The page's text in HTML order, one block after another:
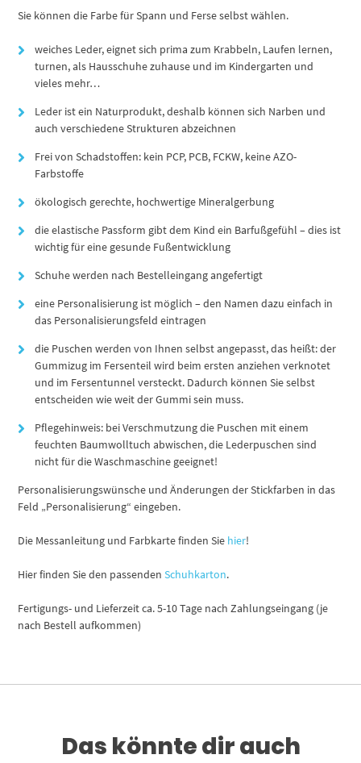
Sie können die Farbe für Spann und Ferse selbst wählen.
weiches Leder, eignet sich prima zum Krabbeln, Laufen lernen,
turnen, als Hausschuhe zuhause und im Kindergarten und
vieles mehr…
Leder ist ein Naturprodukt, deshalb können sich Narben und
auch verschiedene Strukturen abzeichnen
Frei von Schadstoffen: kein PCP, PCB, FCKW, keine AZO-
Farbstoffe
ökologisch gerechte, hochwertige Mineralgerbung
die elastische Passform gibt dem Kind ein Barfußgefühl – dies ist
wichtig für eine gesunde Fußentwicklung
Schuhe werden nach Bestelleingang angefertigt
eine Personalisierung ist möglich – den Namen dazu einfach in
das Personalisierungsfeld eintragen
die Puschen werden von Ihnen selbst angepasst, das heißt: der
Gummizug im Fersenteil wird beim ersten anziehen verknotet
und im Fersentunnel versteckt. Dadurch können Sie selbst
entscheiden wie weit der Gummi sein muss.
Pflegehinweis: bei Verschmutzung die Puschen mit einem
feuchten Baumwolltuch abwischen, die Lederpuschen sind
nicht für die Waschmaschine geeignet!
Personalisierungswünsche und Änderungen der Stickfarben in das
Feld „Personalisierung“ eingeben.
Die Messanleitung und Farbkarte finden Sie hier!
Hier finden Sie den passendenSchuhkarton.
Fertigungs- und Lieferzeit ca. 5-10 Tage nach Zahlungseingang (je
nach Bestell aufkommen)
Das könnte dir auch